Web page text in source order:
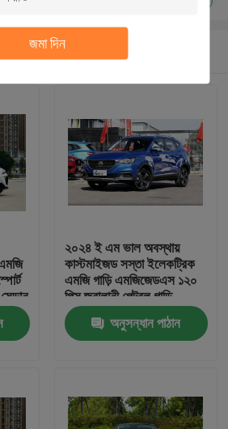
জমা দিন
২০২৪ ই এম ভাল অবস্থায়
কাস্টমাইজড সস্তা ইলেকট্রিক
এমজি গাড়ি এমজিজেডএস ১২০
পিস জ্বালানী পেট্রল গাড়ি
অনুসন্ধান পাঠান